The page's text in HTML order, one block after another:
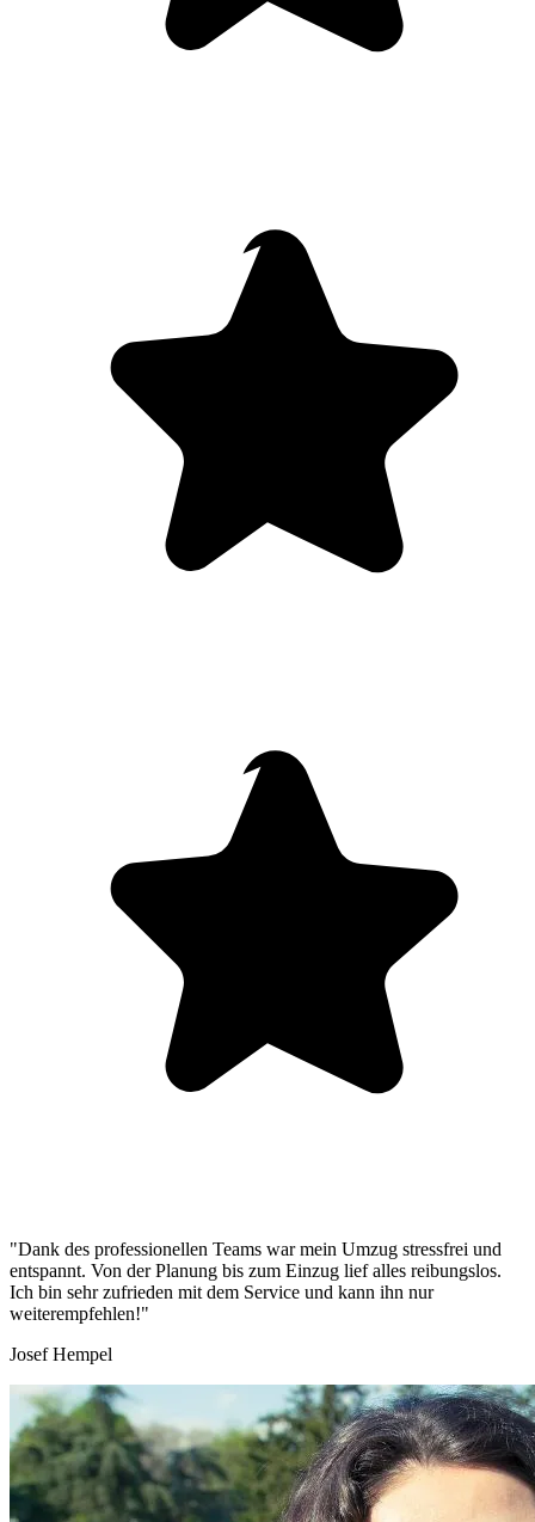
"Dank des professionellen Teams war mein Umzug stressfrei und
entspannt. Von der Planung bis zum Einzug lief alles reibungslos.
Ich bin sehr zufrieden mit dem Service und kann ihn nur
weiterempfehlen!"
Josef Hempel